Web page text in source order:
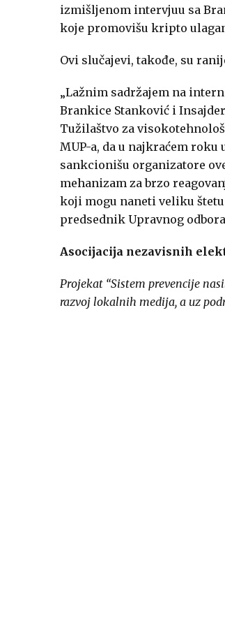
izmišljenom intervjuu sa
koje promovišu kripto
Ovi slučajevi, takođe, su
„Lažnim sadržajem na
Brankice Stanković i
Tužilaštvo za
MUP-a, da u najkraćem
sankcionišu organizatore
mehanizam za brzo
koji mogu naneti veliku
predsednik Upravnog
Asocijacija nezavisnih
Projekat “Sistem prevencije
razvoj lokalnih medija, a uz